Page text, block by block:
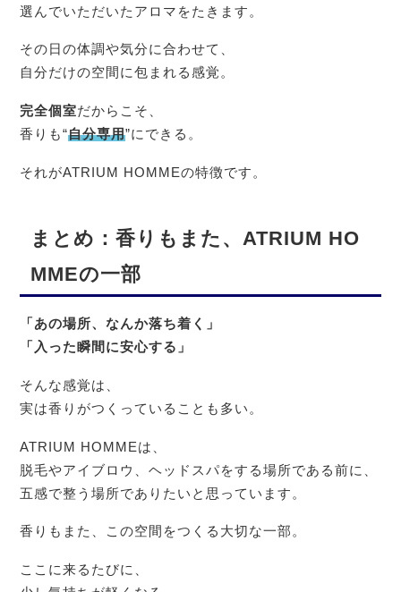
選んでいただいたアロマをたきます。
その日の体調や気分に合わせて、
自分だけの空間に包まれる感覚。
完全個室だからこそ、
香りも“自分専用”にできる。
それがATRIUM HOMMEの特徴です。
まとめ：香りもまた、ATRIUM HO
MMEの一部
「あの場所、なんか落ち着く」
「入った瞬間に安心する」
そんな感覚は、
実は香りがつくっていることも多い。
ATRIUM HOMMEは、
脱毛やアイブロウ、ヘッドスパをする場所である前に、
五感で整う場所でありたいと思っています。
香りもまた、この空間をつくる大切な一部。
ここに来るたびに、